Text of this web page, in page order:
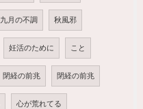
九月の不調 秋風邪
妊活のために こと
閉経の前兆 閉経の前兆
心が荒れてる